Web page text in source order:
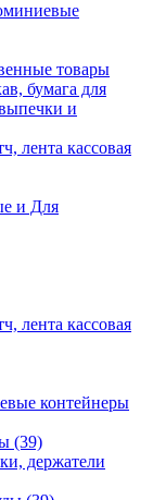
товары
бумага для
и
лента кассовая
и Для
лента кассовая
контейнеры
(39)
держатели